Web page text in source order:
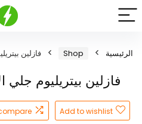
الرئيسية Shop فازلين
فازلين بيتريليوم جلي
Add to wishlist